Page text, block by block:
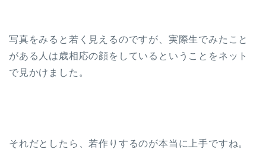
写真をみると若く見えるのですが、実際生でみたこと
がある人は歳相応の顔をしているということをネット
で見かけました。
それだとしたら、若作りするのが本当に上手ですね。